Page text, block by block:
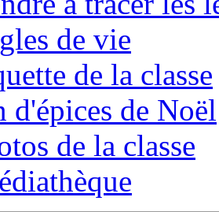
de vie
de la classe
d'épices de Noël
de la classe